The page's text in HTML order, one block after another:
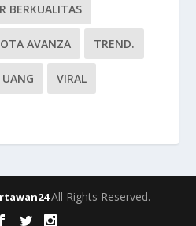
BERKUALITAS
AVANZA TREND.
UANG VIRAL
All Rights Reserved.